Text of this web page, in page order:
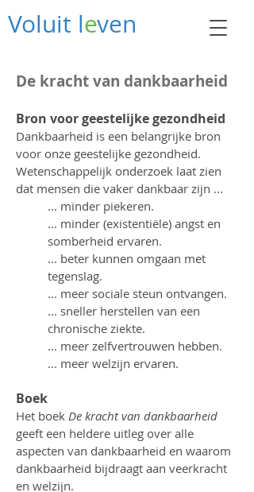
Voluit leven
De kracht van dankbaarheid
Bron voor geestelijke gezondheid
Dankbaarheid is een belangrijke bron
voor onze geestelijke gezondheid.
Wetenschappelijk onderzoek laat zien
dat mensen die vaker dankbaar zijn ...
... minder piekeren.
... minder (existentiële) angst en
somberheid ervaren.
... beter kunnen omgaan met
tegenslag.
... meer sociale steun ontvangen.
... sneller herstellen van een
chronische ziekte.
... meer zelfvertrouwen hebben.
... meer welzijn ervaren.
Boek
Het boek De kracht van dankbaarheid
geeft een heldere uitleg over alle
aspecten van dankbaarheid en waarom
dankbaarheid bijdraagt aan veerkracht
en welzijn.